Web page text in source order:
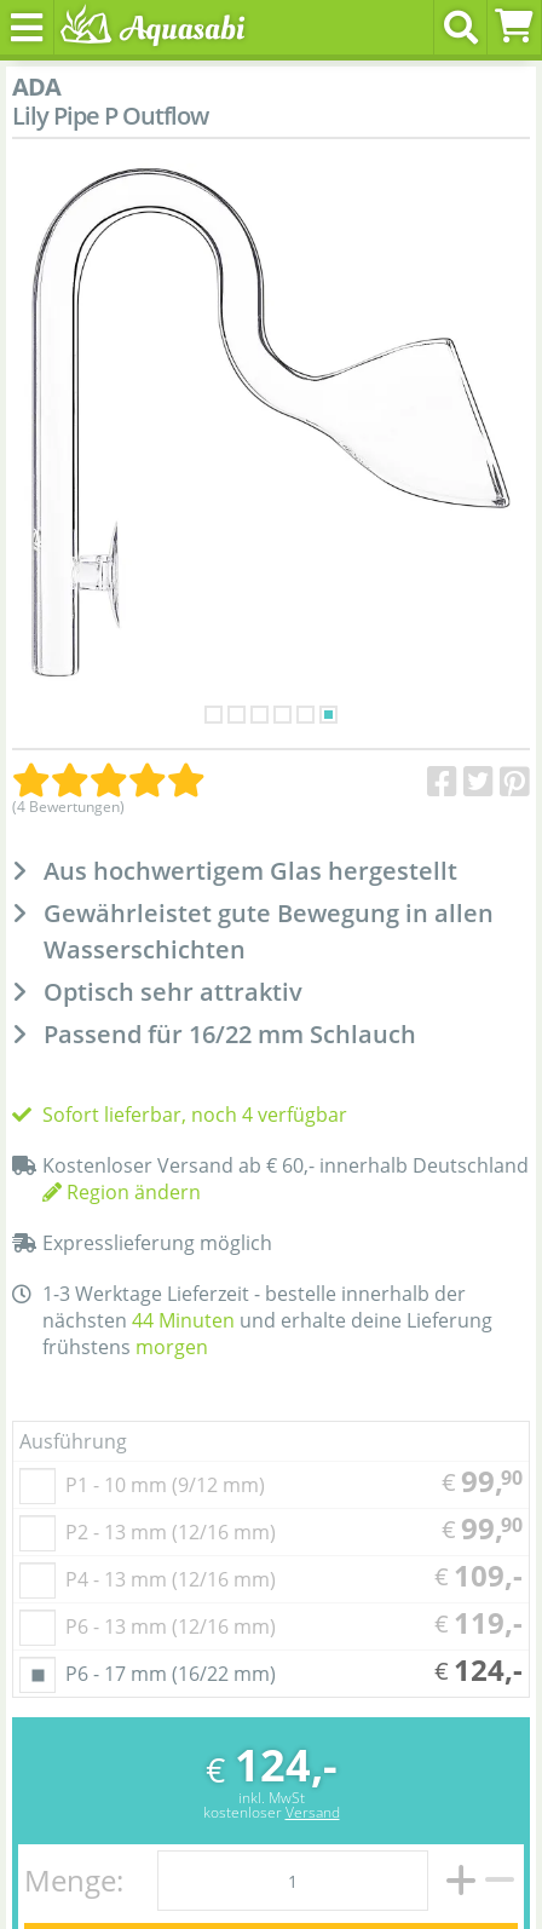
ADA
Lily Pipe P Outflow
(4 Bewertungen)
Aus hochwertigem Glas hergestellt
Gewährleistet gute Bewegung in allen
Wasserschichten
Optisch sehr attraktiv
Passend für 16/22 mm Schlauch
Sofort lieferbar, noch 4 verfügbar
Kostenloser Versand ab € 60,- innerhalb Deutschland
Region ändern
Expresslieferung möglich
1-3 Werktage Lieferzeit - bestelle innerhalb der
nächsten 44 Minuten und erhalte deine Lieferung
frühstens morgen
Ausführung
P1 - 10 mm (9/12 mm)
€ 99,90
P2 - 13 mm (12/16 mm) € 99,90
P4 - 13 mm (12/16 mm) € 109,-
P6 - 13 mm (12/16 mm) € 119,-
P6 - 17 mm (16/22 mm) € 124,-
€ 124,-
inkl. MwSt
kostenloserVersand
Menge: